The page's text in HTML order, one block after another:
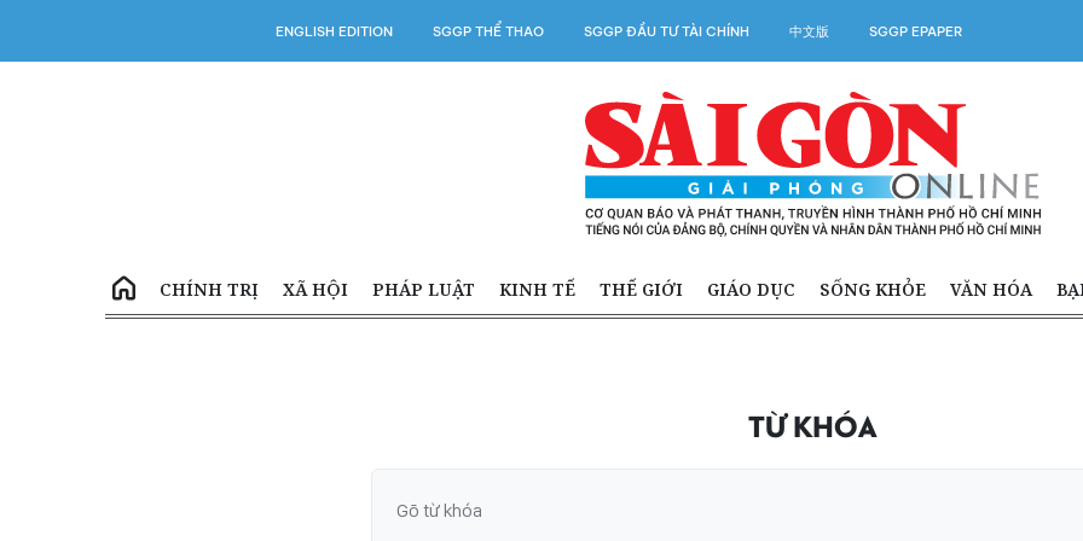
ENGLISH EDITION SGGP THỂ THAO SGGP ĐẦU TƯ TÀI CHÍNH 中文版 SGGP EPAPER
CHÍNH TRỊ XÃ HỘI PHÁP LUẬT KINH TẾ THẾ GIỚI GIÁO DỤC SỐNG KHỎE VĂN HÓA
TỪ KHÓA